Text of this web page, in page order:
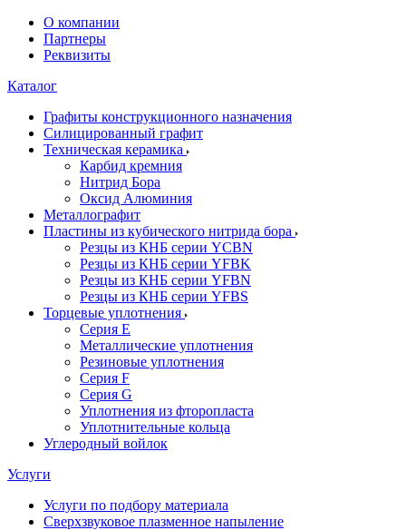
О компании
Партнеры
Реквизиты
Каталог
Графиты конструкционного назначения
Силицированный графит
Техническая керамика
Карбид кремния
Нитрид Бора
Оксид Алюминия
Металлографит
Пластины из кубического нитрида бора
Резцы из КНБ серии YCBN
Резцы из КНБ серии YFBK
Резцы из КНБ серии YFBN
Резцы из КНБ серии YFBS
Торцевые уплотнения
Серия E
Металлические уплотнения
Резиновые уплотнения
Серия F
Серия G
Уплотнения из фторопласта
Уплотнительные кольца
Углеродный войлок
Услуги
Услуги по подбору материала
Сверхзвуковое плазменное напыление